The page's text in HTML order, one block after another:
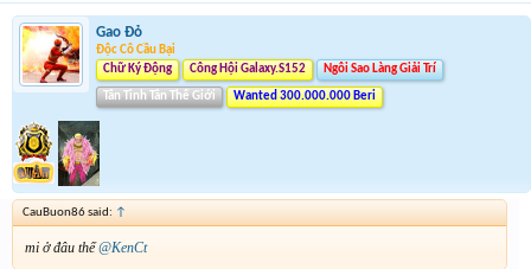
Gao Đỏ
Độc Cô Cầu Bại
Chữ Ký Động
Công Hội Galaxy.S152 Ngôi Sao Làng Giải Trí
Tân Tinh Tân Thế Giới Wanted 300.000.000 Beri
CauBuon86 said: ↑
mi ở đâu thế@KenCt